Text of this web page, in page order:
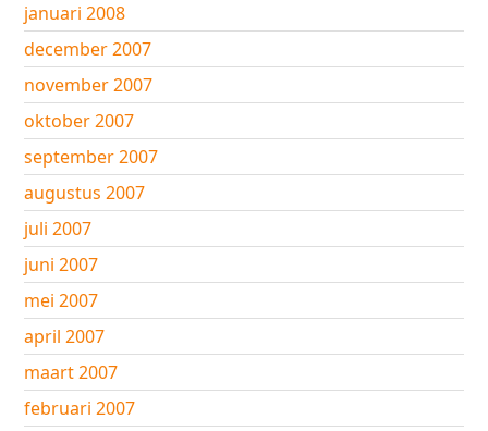
januari 2008
december 2007
november 2007
oktober 2007
september 2007
augustus 2007
juli 2007
juni 2007
mei 2007
april 2007
maart 2007
februari 2007